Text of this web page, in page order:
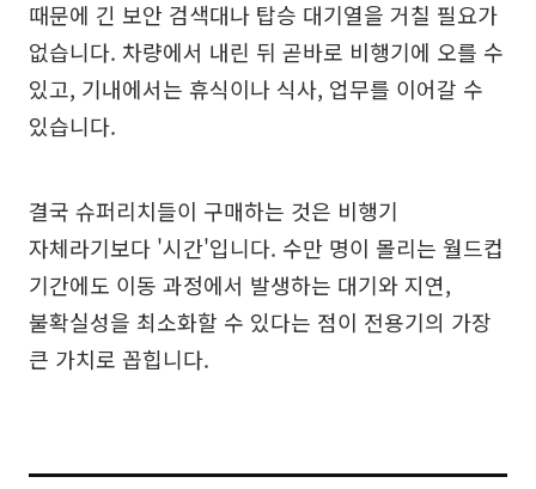
때문에 긴 보안 검색대나 탑승 대기열을 거칠 필요가
없습니다. 차량에서 내린 뒤 곧바로 비행기에 오를 수
있고, 기내에서는 휴식이나 식사, 업무를 이어갈 수
있습니다.
결국 슈퍼리치들이 구매하는 것은 비행기
자체라기보다 '시간'입니다. 수만 명이 몰리는 월드컵
기간에도 이동 과정에서 발생하는 대기와 지연,
불확실성을 최소화할 수 있다는 점이 전용기의 가장
큰 가치로 꼽힙니다.